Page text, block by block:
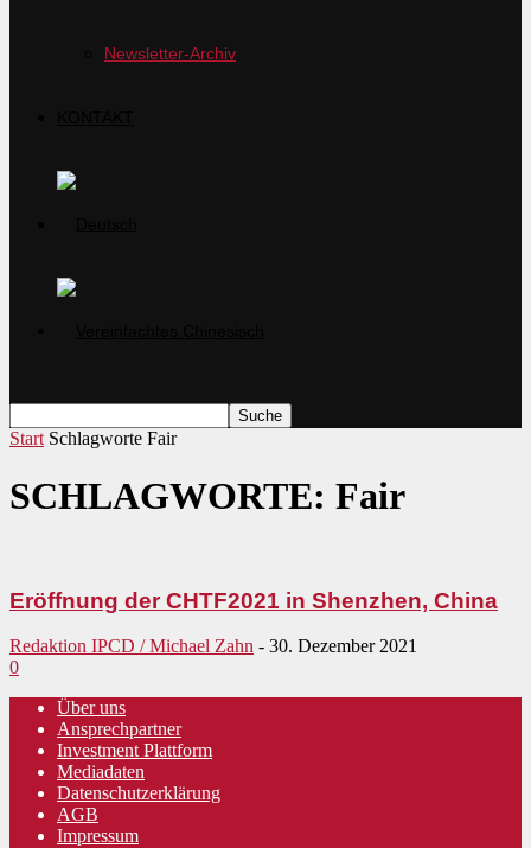
Newsletter-Archiv
Start Schlagworte Fair
SCHLAGWORTE: Fair
Eröffnung der CHTF2021 in Shenzhen, China
Redaktion IPCD / Michael Zahn - 30. Dezember 2021
0
Über uns
Ansprechpartner
Investment Plattform
Mediadaten
Datenschutzerklärung
AGB
Impressum